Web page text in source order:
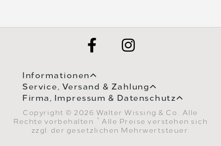
Informationen
Service, Versand & Zahlung
Firma, Impressum & Datenschutz
Copyright © 2026 Walter Wissing & Co.. Alle
Rechte vorbehalten.
* Alle Preise verstehen sich
zzgl. der gesetzlichen Mehrwertsteuer.